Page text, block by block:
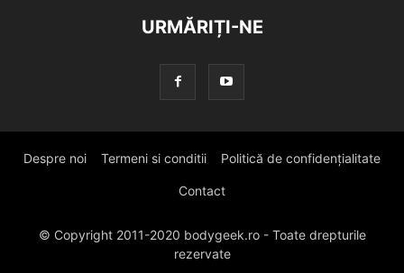
URMĂRIȚI-NE
Despre noi Termeni si conditii Politică de confidențialitate
Contact
© Copyright 2011-2020 bodygeek.ro - Toate drepturile
rezervate